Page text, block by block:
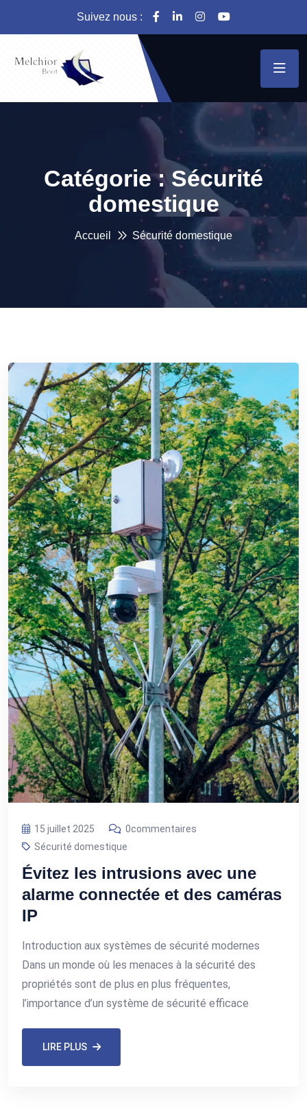
Suivez nous :
Catégorie : Sécurité
domestique
Accueil Sécurité domestique
15 juillet 2025
0commentaires
Sécurité domestique
Évitez les intrusions avec une
alarme connectée et des caméras
IP
Introduction aux systèmes de sécurité modernes
Dans un monde où les menaces à la sécurité des
propriétés sont de plus en plus fréquentes,
l’importance d’un système de sécurité efficace
LIRE PLUS